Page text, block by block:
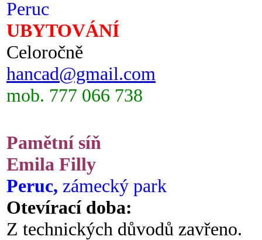
Peruc
UBYTOVÁNÍ
Celoročně
hancad@gmail.com
mob. 777 066 738
Pamětní síň
Emila Filly
Peruc, zámecký park
Otevírací doba:
Z technických důvodů zavřeno.